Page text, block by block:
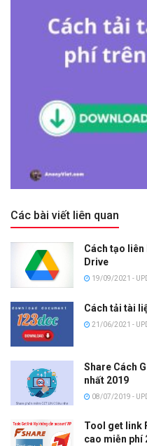
Các bài viết liên quan
Cách tạo
Drive
19/09/2021 -
Cách tải tài
21/06/2021 -
Share Cách
nhất 2019
08/07/2019 -
Tool get link
cao miễn phí